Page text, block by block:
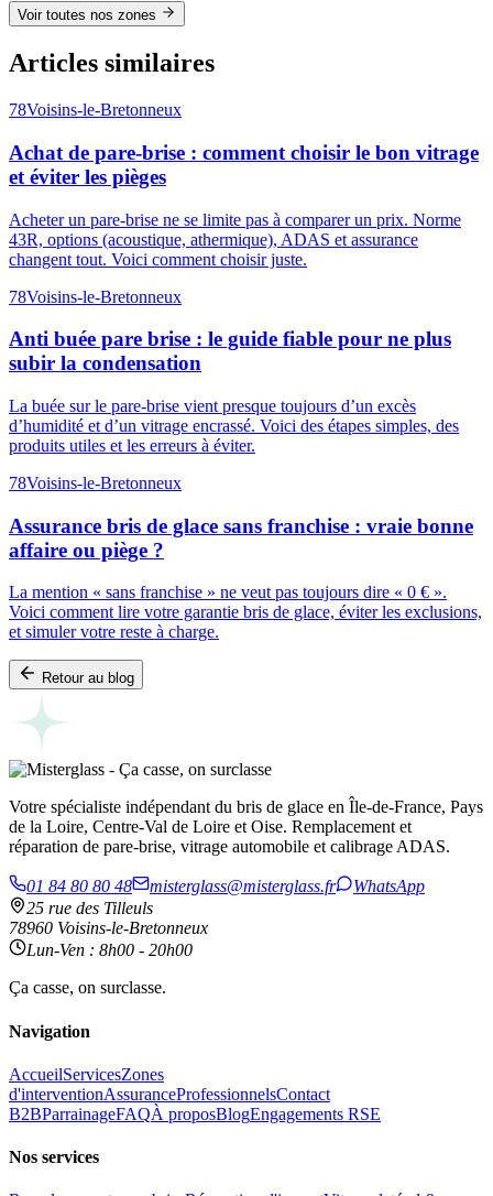
Voir toutes nos zones
Articles similaires
78Voisins-le-Bretonneux
Achat de pare-brise : comment choisir le bon vitrage
et éviter les pièges
Acheter un pare-brise ne se limite pas à comparer un prix. Norme
43R, options (acoustique, athermique), ADAS et assurance
changent tout. Voici comment choisir juste.
78Voisins-le-Bretonneux
Anti buée pare brise : le guide fiable pour ne plus
subir la condensation
La buée sur le pare-brise vient presque toujours d’un excès
d’humidité et d’un vitrage encrassé. Voici des étapes simples, des
produits utiles et les erreurs à éviter.
78Voisins-le-Bretonneux
Assurance bris de glace sans franchise : vraie bonne
affaire ou piège ?
La mention « sans franchise » ne veut pas toujours dire « 0 € ».
Voici comment lire votre garantie bris de glace, éviter les exclusions,
et simuler votre reste à charge.
Retour au blog
Votre spécialiste indépendant du bris de glace en Île-de-France, Pays
de la Loire, Centre-Val de Loire et Oise. Remplacement et
réparation de pare-brise, vitrage automobile et calibrage ADAS.
01 84 80 80 48 misterglass@misterglass.fr
WhatsApp
25 rue des Tilleuls
78960 Voisins-le-Bretonneux
Lun-Ven : 8h00 - 20h00
Ça casse, on surclasse.
Navigation
AccueilServicesZones
d'interventionAssuranceProfessionnelsContact
B2BParrainageFAQÀ proposBlogEngagements RSE
Nos services